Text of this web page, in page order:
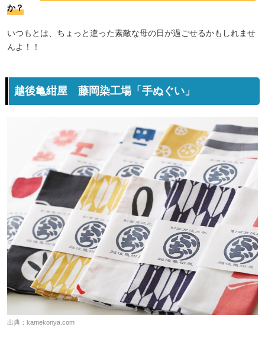
か？
いつもとは、ちょっと違った素敵な母の日が過ごせるかもしれませ
んよ！！
越後亀紺屋 藤岡染工場「手ぬぐい」
出典： kamekonya.com